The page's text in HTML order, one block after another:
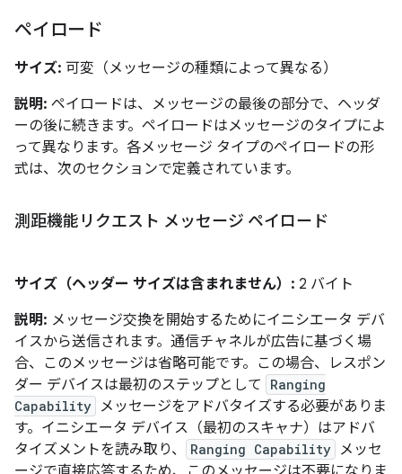
ペイロード
サイズ: 可変（メッセージの種類によって異なる）
説明: ペイロードは、メッセージの最後の部分で、ヘッダ
ーの後に続きます。ペイロードはメッセージのタイプによ
って異なります。各メッセージ タイプのペイロードの形
式は、次のセクションで定義されています。
測距機能リクエスト メッセージ ペイロード
サイズ（ヘッダー サイズは含まれません）: 2 バイト
説明: メッセージ交換を開始するためにイニシエータ デバ
イスから送信されます。通信チャネルが広告に基づく場
合、このメッセージは省略可能です。この場合、レスポン
ダー デバイスは最初のステップとして
Ranging
Capability メッセージをアドバタイズする必要がありま
す。イニシエータ デバイス（最初のスキャナ）はアドバ
タイズメントを読み取り、
Ranging Capability メッセ